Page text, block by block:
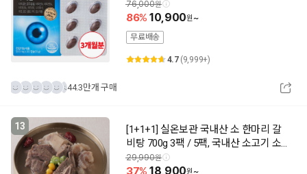
76,000
86 10,900
~
무료배송
4.7 (9,999+)
44.3만개 구매
13
[1+1+1] 실온보관 국내산 소 한마리 갈
비탕 700g 3팩 / 5팩, 국내산 소고기 소
갈비탕 소한마리전골 어복쟁반
29,990
37 18,900
~